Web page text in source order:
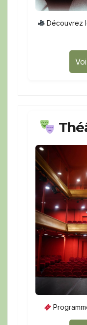
Découvrez